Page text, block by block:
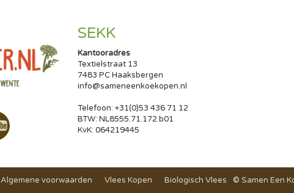
SEKK
Kantooradres
Textielstraat 13
7483 PC Haaksbergen
info@sameneenkoekopen.nl
Telefoon: +31(0)53 436 71 12
BTW: NL8555.71.172.b01
KvK: 064219445
Algemene voorwaarden Vlees Kopen Biologisch Vlees
© Samen Een